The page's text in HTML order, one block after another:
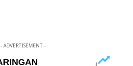
- ADVERTISEMENT -